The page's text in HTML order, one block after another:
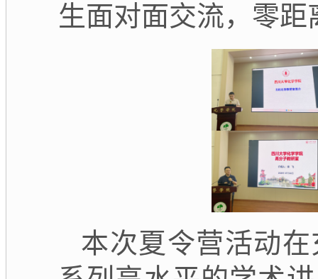
生面对面交流，零
本次夏令营活动